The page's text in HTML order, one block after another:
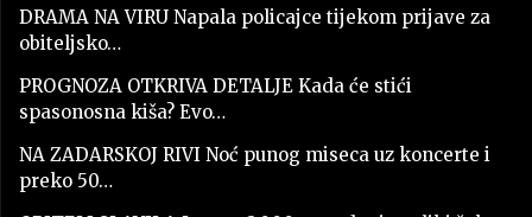
DRAMA NA VIRU Napala policajce tijekom prijave za
obiteljsko…
PROGNOZA OTKRIVA DETALJE Kada će stići
spasonosna kiša? Evo…
NA ZADARSKOJ RIVI Noć punog miseca uz koncerte i
preko 50…